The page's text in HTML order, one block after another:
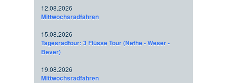
12.08.2026
Mittwochsradfahren
15.08.2026
Tagesradtour: 3 Flüsse Tour (Nethe - Weser -
Bever)
19.08.2026
Mittwochsradfahren